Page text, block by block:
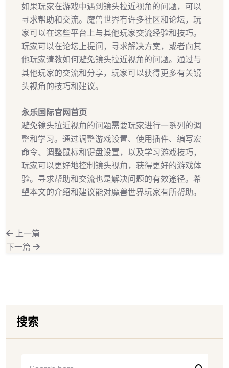
如果玩家在游戏中遇到镜头拉近视角的问题，可以
寻求帮助和交流。魔兽世界有许多社区和论坛，玩
家可以在这些平台上与其他玩家交流经验和技巧。
玩家可以在论坛上提问，寻求解决方案，或者向其
他玩家请教如何避免镜头拉近视角的问题。通过与
其他玩家的交流和分享，玩家可以获得更多有关镜
头视角的技巧和建议。
永乐国际官网首页
避免镜头拉近视角的问题需要玩家进行一系列的调
整和学习。通过调整游戏设置、使用插件、编写宏
命令、调整鼠标和键盘设置，以及学习游戏技巧，
玩家可以更好地控制镜头视角，获得更好的游戏体
验。寻求帮助和交流也是解决问题的有效途径。希
望本文的介绍和建议能对魔兽世界玩家有所帮助。
上一篇
下一篇
搜索